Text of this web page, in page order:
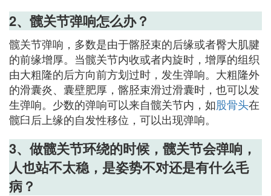
2、髋关节弹响怎么办？
髋关节弹响，多数是由于髂胫束的后缘或者臀大肌腱
的前缘增厚。当髋关节内收或者内旋时，增厚的组织
由大粗隆的后方向前方划过时，发生弹响。大粗隆外
的滑囊炎、囊壁肥厚，髂胫束滑过滑囊时，也可以发
生弹响。少数的弹响可以来自髋关节内，如股骨头在
髋臼后上缘的自发性移位，可以出现弹响。
3、做髋关节环绕的时候，髋关节会弹响，
人也站不太稳，是姿势不对还是有什么毛
病？